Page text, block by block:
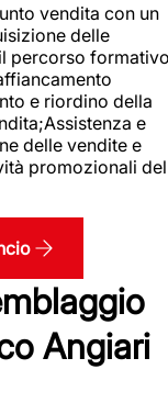
vendita con un
delle
percorso
e riordino della
e
delle vendite e
promozionali del
Angiari